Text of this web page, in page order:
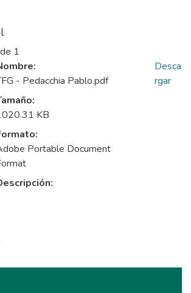
1
- Pedacchia Pablo.pdf
KB
Portable Document
Desca
rgar